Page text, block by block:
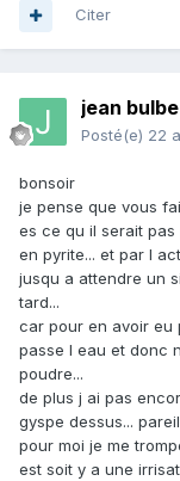
Citer
jean bulbe
Posté(e) 22
bonsoir
je pense que vous
es ce qu il serait
en pyrite... et par l
jusqu a attendre un
tard...
car pour en avoir eu
passe l eau et donc
poudre...
de plus j ai pas
gyspe dessus...
pour moi je me
est soit y a une